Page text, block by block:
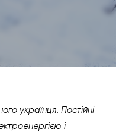
українця. Постійні
і